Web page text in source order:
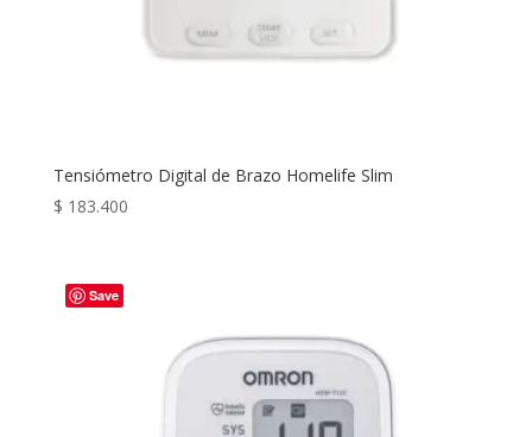
Tensiómetro Digital de Brazo Homelife Slim
$ 183.400
Save